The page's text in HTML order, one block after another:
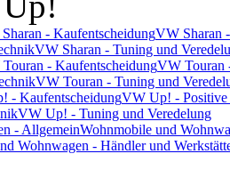
- KaufentscheidungVW Sharan
VW Sharan - Tuning und
- KaufentscheidungVW Touran
VW Touran - Tuning und
- KaufentscheidungVW Up! - Positive
VW Up! - Tuning und Veredelung
- AllgemeinWohnmobile und
Wohnwagen - Händler und